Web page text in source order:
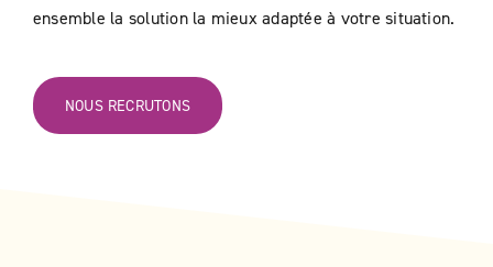
ensemble la solution la mieux adaptée à votre situation.
NOUS RECRUTONS